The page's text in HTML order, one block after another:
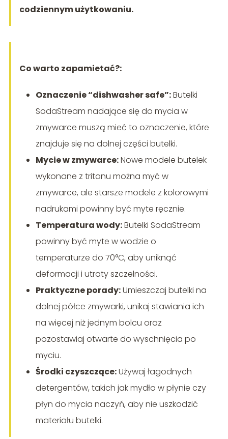
codziennym użytkowaniu.
Co warto zapamietać?:
Oznaczenie “dishwasher safe”:Butelki
SodaStream nadające się do mycia w
zmywarce muszą mieć to oznaczenie, które
znajduje się na dolnej części butelki.
Mycie w zmywarce:Nowe modele butelek
wykonane z tritanu można myć w
zmywarce, ale starsze modele z kolorowymi
nadrukami powinny być myte ręcznie.
Temperatura wody:Butelki SodaStream
powinny być myte w wodzie o
temperaturze do 70°C, aby uniknąć
deformacji i utraty szczelności.
Praktyczne porady:Umieszczaj butelki na
dolnej półce zmywarki, unikaj stawiania ich
na więcej niż jednym bolcu oraz
pozostawiaj otwarte do wyschnięcia po
myciu.
Środki czyszczące:Używaj łagodnych
detergentów, takich jak mydło w płynie czy
płyn do mycia naczyń, aby nie uszkodzić
materiału butelki.